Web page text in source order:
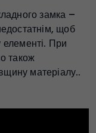
замка –
щоб
При
також
матеріалу..